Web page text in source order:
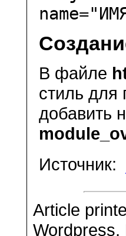
name=
В файле
стиль для
добавить
Источник:
Article
Wordpress,